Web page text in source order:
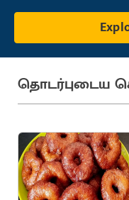
தொடர்புடைய